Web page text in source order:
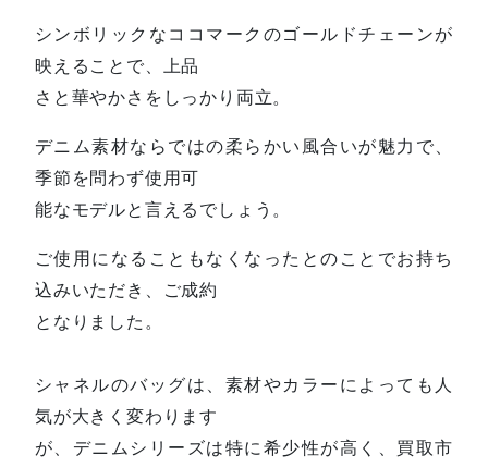
シンボリックなココマークのゴールドチェーンが
映えることで、上品
さと華やかさをしっかり両立。
デニム素材ならではの柔らかい風合いが魅力で、
季節を問わず使用可
能なモデルと言えるでしょう。
ご使用になることもなくなったとのことでお持ち
込みいただき、ご成約
となりました。
シャネルのバッグは、素材やカラーによっても人
気が大きく変わります
が、デニムシリーズは特に希少性が高く、買取市